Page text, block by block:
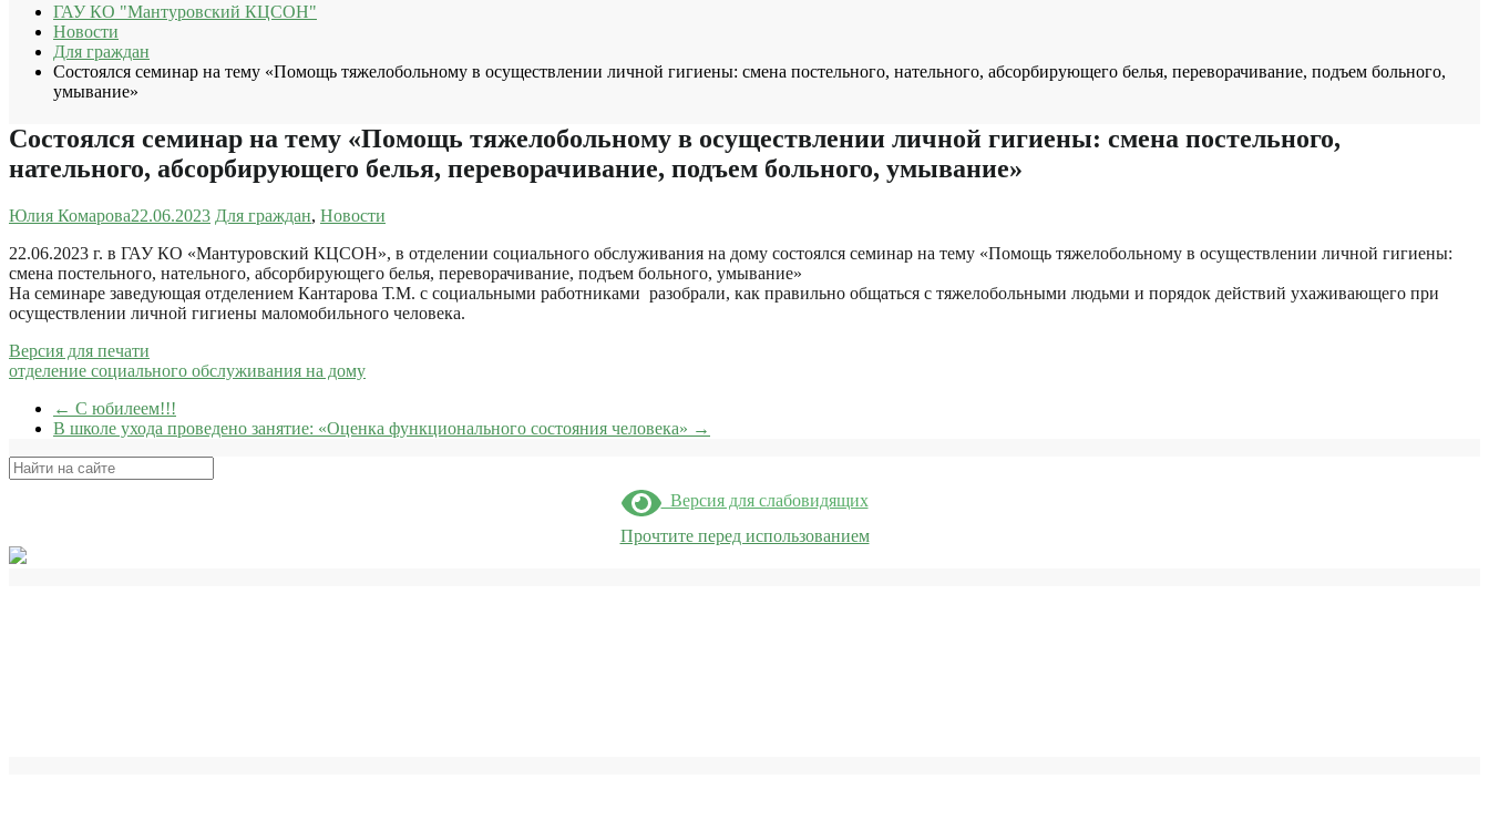
ГАУ КО "Мантуровский КЦСОН"
Новости
Для граждан
Состоялся семинар на тему «Помощь тяжелобольному в осуществлении личной гигиены: смена постельного, нательного, абсорбирующего белья, переворачивание, подъем больного,
умывание»
Состоялся семинар на тему «Помощь тяжелобольному в осуществлении личной гигиены: смена постельного,
нательного, абсорбирующего белья, переворачивание, подъем больного, умывание»
Юлия Комарова22.06.2023 Для граждан, Новости
22.06.2023 г. в ГАУ КО «Мантуровский КЦСОН», в отделении социального обслуживания на дому состоялся семинар на тему «Помощь тяжелобольному в осуществлении личной гигиены:
смена постельного, нательного, абсорбирующего белья, переворачивание, подъем больного, умывание»
На семинаре заведующая отделением Кантарова Т.М. с социальными работниками разобрали, как правильно общаться с тяжелобольными людьми и порядок действий ухаживающего при
осуществлении личной гигиены маломобильного человека.
Версия для печати
отделение социального обслуживания на дому
← С юбилеем!!!
В школе ухода проведено занятие: «Оценка функционального состояния человека» →
Поиск
Версия для слабовидящих
Прочтите перед использованием